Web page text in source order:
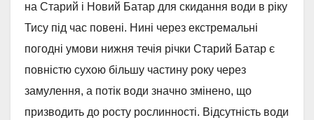
на Старий і Новий Батар для скидання води в ріку
Тису під час повені. Нині через екстремальні
погодні умови нижня течія річки Старий Батар є
повністю сухою більшу частину року через
замулення, а потік води значно змінено, що
призводить до росту рослинності. Відсутність води